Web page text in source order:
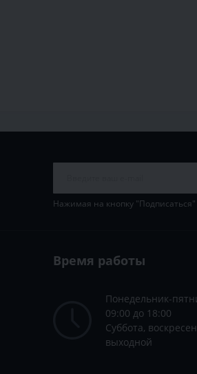
Нажимая на кнопку
Время работы
Понедельник-
09:00 до 18:00
Суббота,
выходной